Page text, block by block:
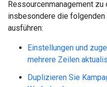
Ressourcenmanagement
insbesondere die
ausführen:
Einstellungen und
mehrere Zeilen
Duplizieren Sie